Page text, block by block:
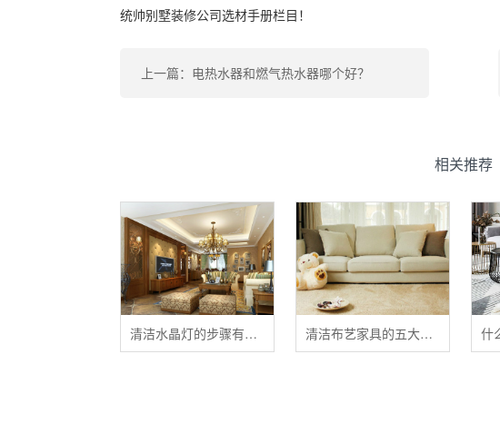
统帅别墅装修公司选材手册栏目！
上一篇：电热水器和燃气热水器哪个好？
相关推荐
清洁水晶灯的步骤有哪些？ 清洁布艺家具的五大禁忌